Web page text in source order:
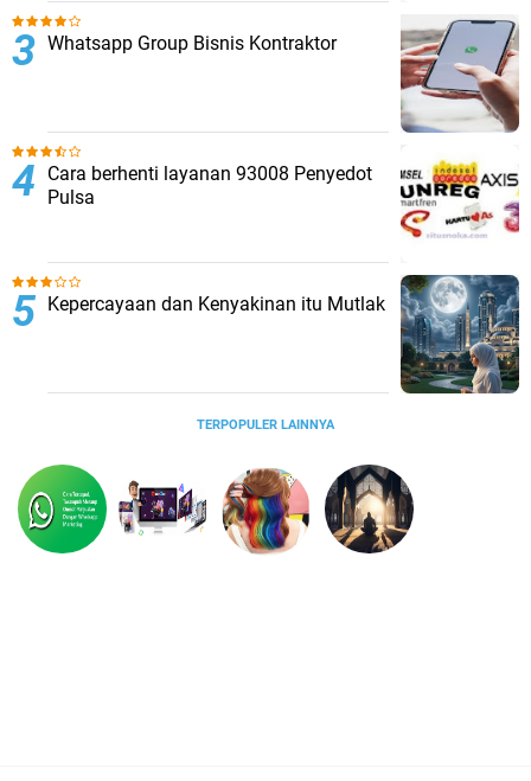
Whatsapp Group Bisnis Kontraktor
Cara berhenti layanan 93008 Penyedot
Pulsa
Kepercayaan dan Kenyakinan itu Mutlak
TERPOPULER LAINNYA